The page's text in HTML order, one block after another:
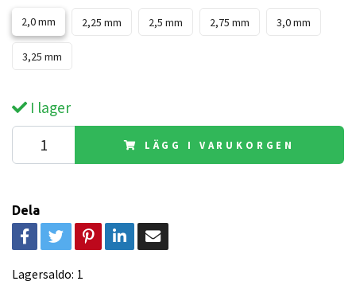
2,0 mm 2,25 mm 2,5 mm 2,75 mm 3,0 mm
3,25 mm
I lager
LÄGG I VARUKORGEN
Dela
Lagersaldo: 1